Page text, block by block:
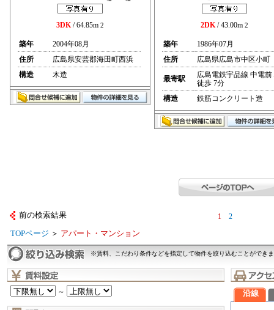
3DK/ 64.85m 2
築年
2004年08月
住所
広島県安芸郡海田町西浜
構造
木造
2DK/ 43.00m 2
築年
1986年07月
住所
広島県広島市中区小町
最寄駅
広島電鉄宇品線 中電前
徒歩 7分
構造
鉄筋コンクリート造
前の検索結果 1 2
TOPページ ＞ アパート・マンション
※賃料、こだわり条件などを指定して物件を絞り込むことができ
～ 沿線